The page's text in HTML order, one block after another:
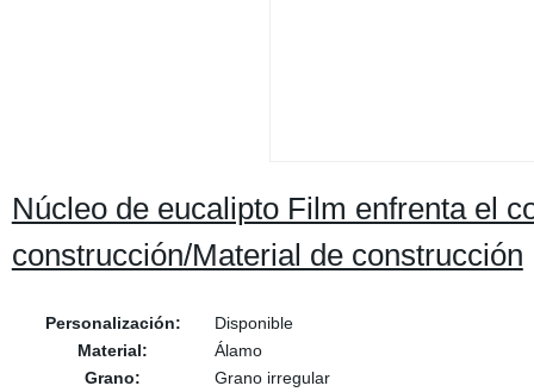
Núcleo de eucalipto Film enfrenta el
construcción/Material de construcción
Personalización:
Disponible
Material:
Álamo
Grano:
Grano irregular